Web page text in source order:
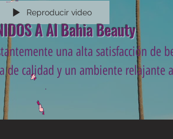
A Al Bahia Beauty
una alta satisfacción de
de calidad y un ambiente relajante
.
Reproducir video